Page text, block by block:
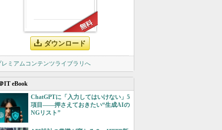
ダウンロード
レミアムコンテンツライブラリへ
IT eBook
ChatGPTに「入力してはいけない」5
項目――押さえておきたい“生成AIの
NGリスト”